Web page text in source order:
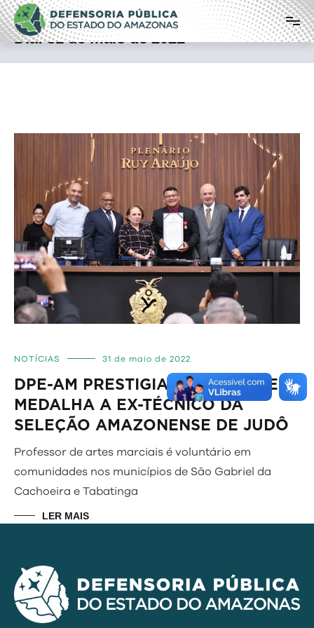
Pular
para
o
conteúdo
Defensoria Pública do Estado do
Amazonas
Dia:31 de maio de 2022
NOTÍCIAS 31 de maio de 2022
DPE-AM PRESTIGIA ENTREGA DE
MEDALHA A EX-TÉCNICO DA
SELEÇÃO AMAZONENSE DE JUDÔ
Professor de artes marciais é voluntário em
comunidades nos municípios de São Gabriel da
Cachoeira e Tabatinga
LER MAIS